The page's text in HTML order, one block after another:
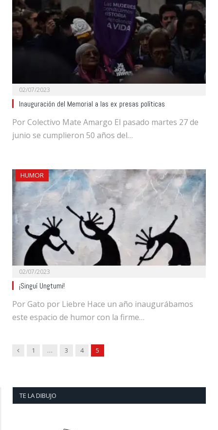
02/07/2023
Inauguración del Memorial a las ex presas políticas
Por Colectivo Mate Amargo El pasado martes 27 de
junio se cumplieron 50 años del…
HUMOR
02/07/2023
¡Singuí Ungtumi!
Por Gato por Liebre Hace un año inaugurábamos
este espacio de humor con la firme…
Previous
1 … 3 4 5
TE LA DIBUJO